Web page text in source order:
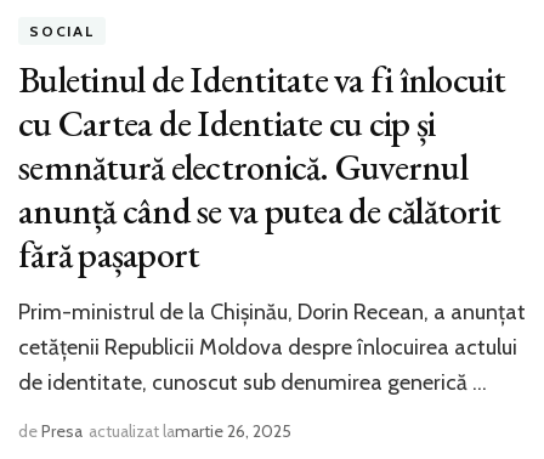
SOCIAL
Buletinul de Identitate va fi înlocuit
cu Cartea de Identiate cu cip și
semnătură electronică. Guvernul
anunță când se va putea de călătorit
fără pașaport
Prim-ministrul de la Chișinău, Dorin Recean, a anunțat
cetățenii Republicii Moldova despre înlocuirea actului
de identitate, cunoscut sub denumirea generică …
dePresa actualizat lamartie 26, 2025